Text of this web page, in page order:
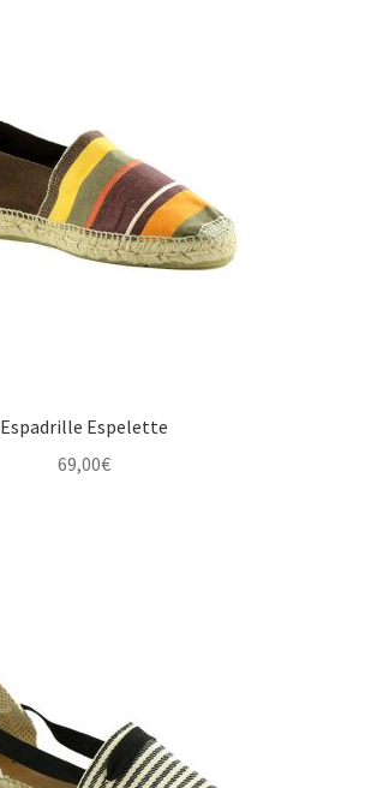
Espadrille Espelette
69,00€